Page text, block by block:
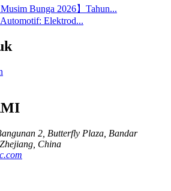
Musim Bunga 2026】Tahun...
Elektrod...
2, Butterfly Plaza, Bandar
China